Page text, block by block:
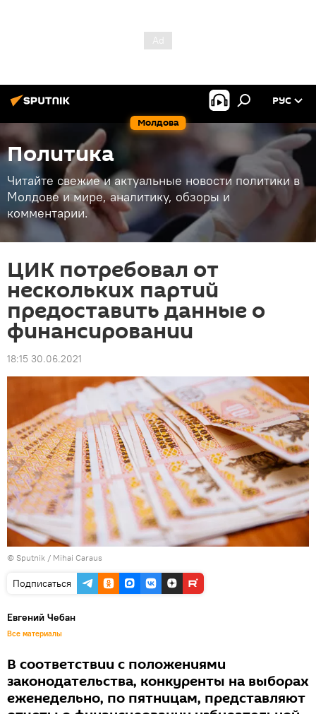
Молдова
РУС
Политика
Читайте свежие и актуальные новости политики в
Молдове и мире, аналитику, обзоры и
комментарии.
ЦИК потребовал от
нескольких партий
предоставить данные о
финансировании
18:15 30.06.2021
© Sputnik / Mihai Caraus
Подписаться
Евгений Чебан
Все материалы
В соответствии с положениями
законодательства, конкуренты на выборах
еженедельно, по пятницам, представляют